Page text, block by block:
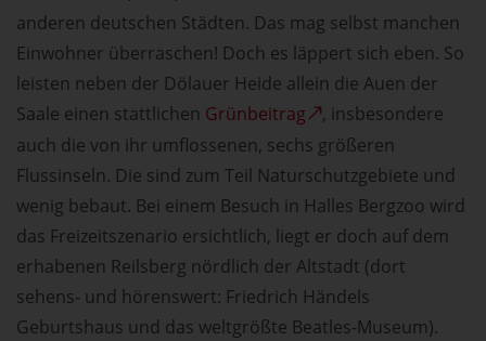
anderen deutschen Städten. Das mag selbst manchen
Einwohner überraschen! Doch es läppert sich eben. So
leisten neben der Dölauer Heide allein die Auen der
Saale einen stattlichen Grünbeitrag
, insbesondere
auch die von ihr umflossenen, sechs größeren
Flussinseln. Die sind zum Teil Naturschutzgebiete und
wenig bebaut. Bei einem Besuch in Halles Bergzoo wird
das Freizeitszenario ersichtlich, liegt er doch auf dem
erhabenen Reilsberg nördlich der Altstadt (dort
sehens- und hörenswert: Friedrich Händels
Geburtshaus und das weltgrößte Beatles-Museum).